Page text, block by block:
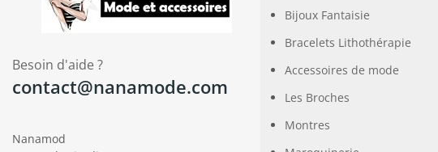
Besoin d'aide ?
contact@nanamode.com
Nanamod
Bijoux Fantaisie
Bracelets Lithothérapie
Accessoires de mode
Les Broches
Montres